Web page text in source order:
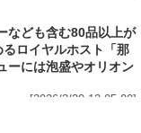
[2026/3/30 15:17:42]
! カレーや納豆、牛丼